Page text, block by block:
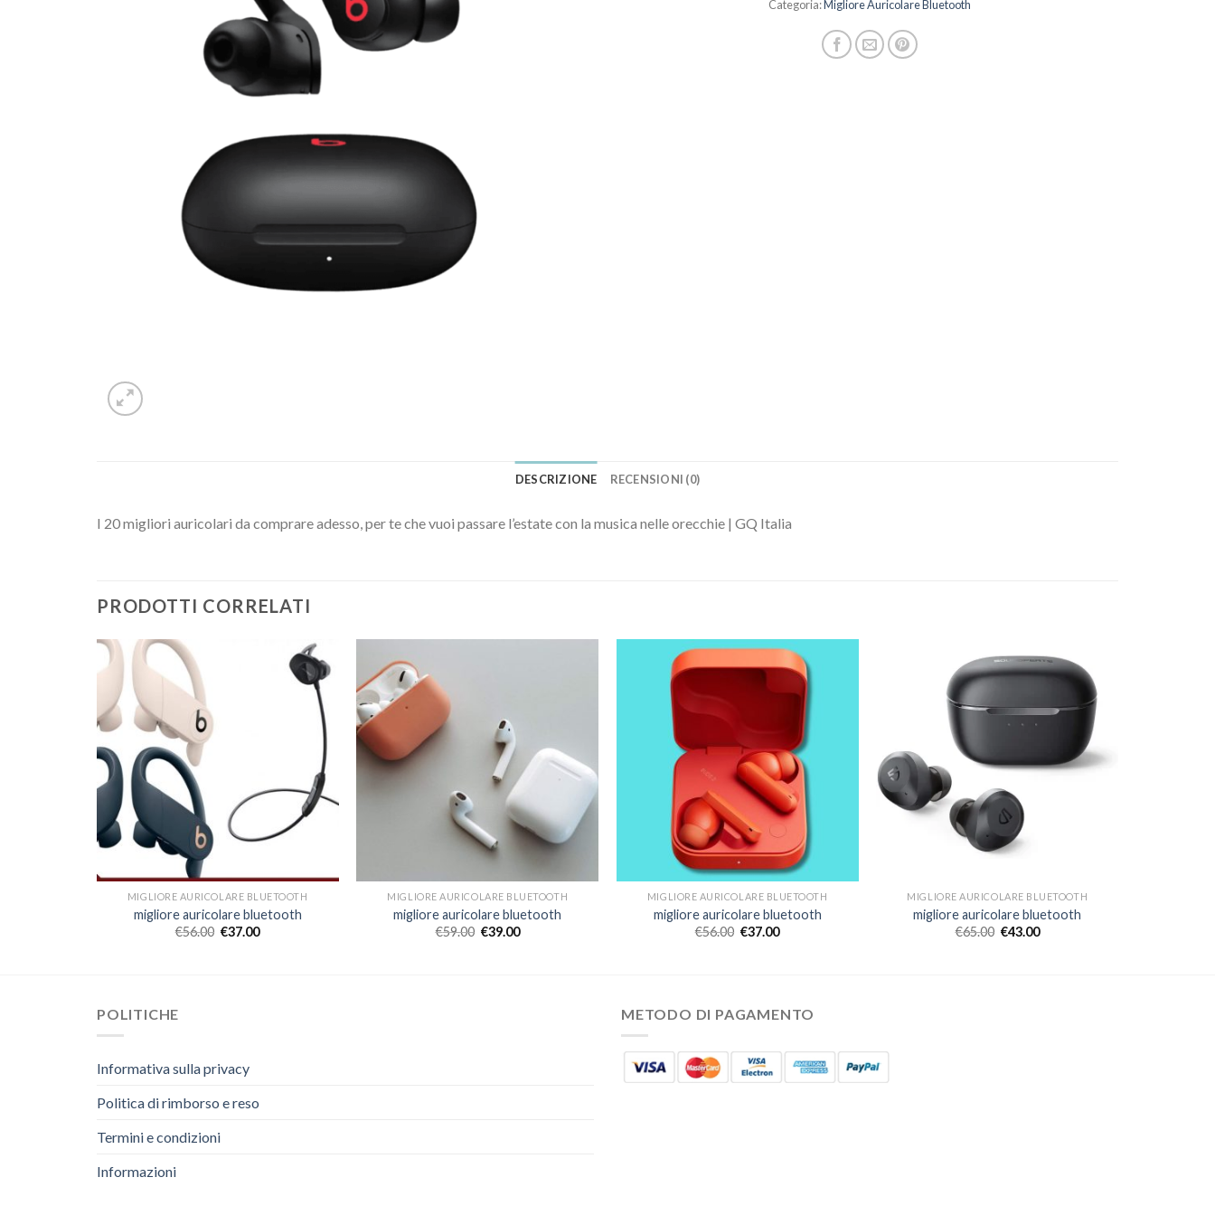
Categoria:Migliore Auricolare Bluetooth
DESCRIZIONE RECENSIONI (0)
I 20 migliori auricolari da comprare adesso, per te che vuoi passare l’estate con la musica nelle orecchie | GQ Italia
PRODOTTI CORRELATI
MIGLIORE AURICOLARE BLUETOOTH
migliore auricolare bluetooth
€56.00 €37.00
MIGLIORE AURICOLARE BLUETOOTH
migliore auricolare bluetooth
€59.00 €39.00
MIGLIORE AURICOLARE BLUETOOTH
migliore auricolare bluetooth
€56.00 €37.00
MIGLIORE AURICOLARE BLUETOOTH
migliore auricolare bluetooth
€65.00 €43.00
POLITICHE
Informativa sulla privacy
Politica di rimborso e reso
Termini e condizioni
Informazioni
METODO DI PAGAMENTO